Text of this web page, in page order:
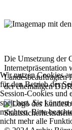
Die Umsetzung der
Internetpräsentation
Landesbeauftragten
der ehemaligen
Wir nutzen Cookies
für den Betrieb der
Session-Cookies und
speichert. Sie können
möchten. Bitte
nicht mehr alle